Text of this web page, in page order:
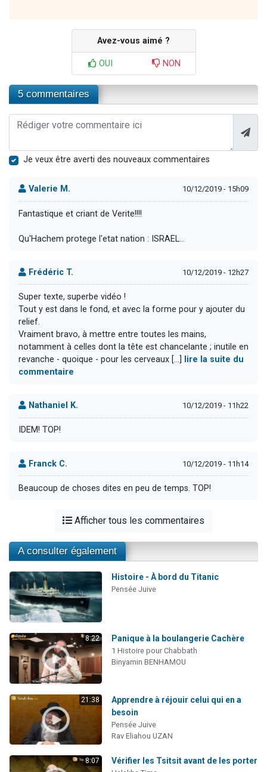
Avez-vous aimé ?
OUI NON
5 commentaires
Je veux être averti des nouveaux commentaires
Valerie M. 10/12/2019 - 15h09
Fantastique et criant de Verite!!!!
Qu'Hachem protege l'etat nation : ISRAEL...
Frédéric T. 10/12/2019 - 12h27
Super texte, superbe vidéo !
Tout y est dans le fond, et avec la forme pour y ajouter du
relief.
Vraiment bravo, à mettre entre toutes les mains,
notamment à celles dont la tête est chancelante ; inutile en
revanche - quoique - pour les cerveaux [...]
lire la suite du
commentaire
Nathaniel K. 10/12/2019 - 11h22
IDEM! TOP!
Franck C. 10/12/2019 - 11h14
Beaucoup de choses dites en peu de temps. TOP!
Afficher tous les commentaires
A consulter également
Histoire - À bord du Titanic
Pensée Juive
8:22 Panique à la boulangerie Cachère
1 Histoire pour Chabbath
Binyamin BENHAMOU
21:38
Apprendre à réjouir celui qui en a
besoin
Pensée Juive
Rav Eliahou UZAN
8:07 Vérifier les Tsitsit avant de les porter